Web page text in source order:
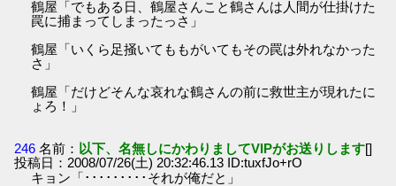
鶴屋「でもある日、鶴屋さんこと鶴さんは人間が仕掛けた
罠に捕まってしまったっさ」
鶴屋「いくら足掻いてももがいてもその罠は外れなかった
さ」
鶴屋「だけどそんな哀れな鶴さんの前に救世主が現れたに
ょろ！」
246 名前： 以下、名無しにかわりましてVIPがお送りします[]
投稿日：2008/07/26(土) 20:32:46.13 ID:tuxfJo+rO
キョン「･････････それが俺だと」